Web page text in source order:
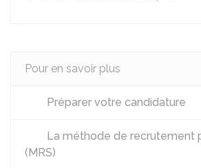
Pour en savoir plus
Préparer votre candidature
La méthode de recrutement
(MRS)